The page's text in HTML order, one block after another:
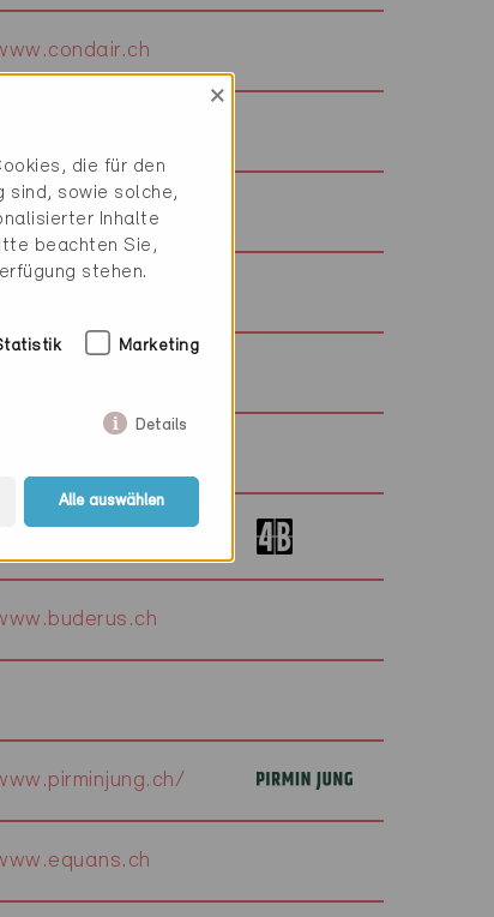
×
die für den
sind, sowie solche,
Inhalte
beachten Sie,
stehen.
Marketing
Details
Alle auswählen